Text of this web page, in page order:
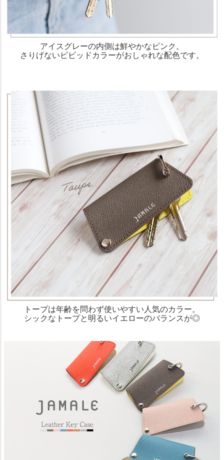
アイスグレーの内側は鮮やかなピンク。
さりげないビビッドカラーがおしゃれな配色です。
トープは年齢を問わず使いやすい人気のカラー。
シックなトープと明るいイエローのバランスが◎